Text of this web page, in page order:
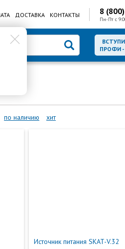
ДОСТАВКА КОНТАКТЫ 8
Пн-Пт с
ПРОФИ -
по наличию хит
Источник питания SKAT-V.32